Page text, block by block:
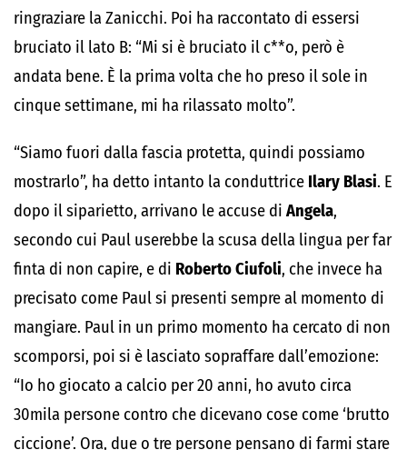
ringraziare la Zanicchi. Poi ha raccontato di essersi
bruciato il lato B: “Mi si è bruciato il c**o, però è
andata bene. È la prima volta che ho preso il sole in
cinque settimane, mi ha rilassato molto”.
“Siamo fuori dalla fascia protetta, quindi possiamo
mostrarlo”, ha detto intanto la conduttrice Ilary Blasi. E
dopo il siparietto, arrivano le accuse di Angela,
secondo cui Paul userebbe la scusa della lingua per far
finta di non capire, e di Roberto Ciufoli, che invece ha
precisato come Paul si presenti sempre al momento di
mangiare. Paul in un primo momento ha cercato di non
scomporsi, poi si è lasciato sopraffare dall’emozione:
“Io ho giocato a calcio per 20 anni, ho avuto circa
30mila persone contro che dicevano cose come ‘brutto
ciccione’. Ora, due o tre persone pensano di farmi stare